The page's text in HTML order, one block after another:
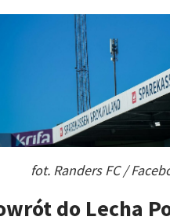
fot. Randers FC /
do Lecha